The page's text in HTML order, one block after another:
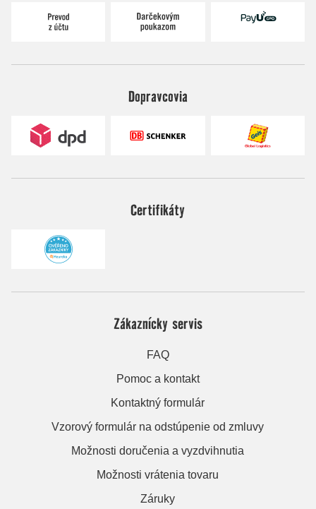
Dopravcovia
Certifikáty
Zákaznícky servis
FAQ
Pomoc a kontakt
Kontaktný formulár
Vzorový formulár na odstúpenie od zmluvy
Možnosti doručenia a vyzdvihnutia
Možnosti vrátenia tovaru
Záruky